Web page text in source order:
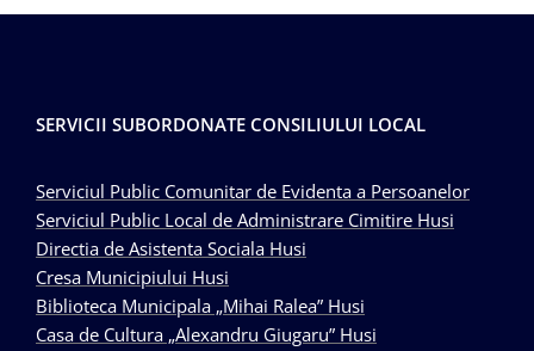
SERVICII SUBORDONATE CONSILIULUI LOCAL
Serviciul Public Comunitar de Evidenta a Persoanelor
Serviciul Public Local de Administrare Cimitire Husi
Directia de Asistenta Sociala Husi
Cresa Municipiului Husi
Biblioteca Municipala „Mihai Ralea” Husi
Casa de Cultura „Alexandru Giugaru” Husi